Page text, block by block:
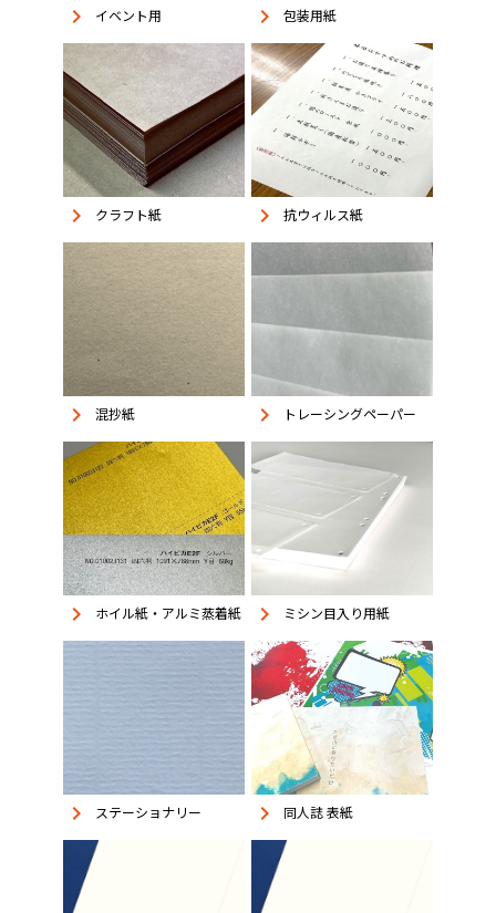
keyboard_arrow_right イベント用 keyboard_arrow_right 包装用紙
keyboard_arrow_right クラフト紙 keyboard_arrow_right 抗ウィルス紙
keyboard_arrow_right 混抄紙 keyboard_arrow_right トレーシングペーパー
keyboard_arrow_right ホイル紙・アルミ蒸着紙 keyboard_arrow_right ミシン目入り用紙
keyboard_arrow_right ステーショナリー keyboard_arrow_right 同人誌 表紙